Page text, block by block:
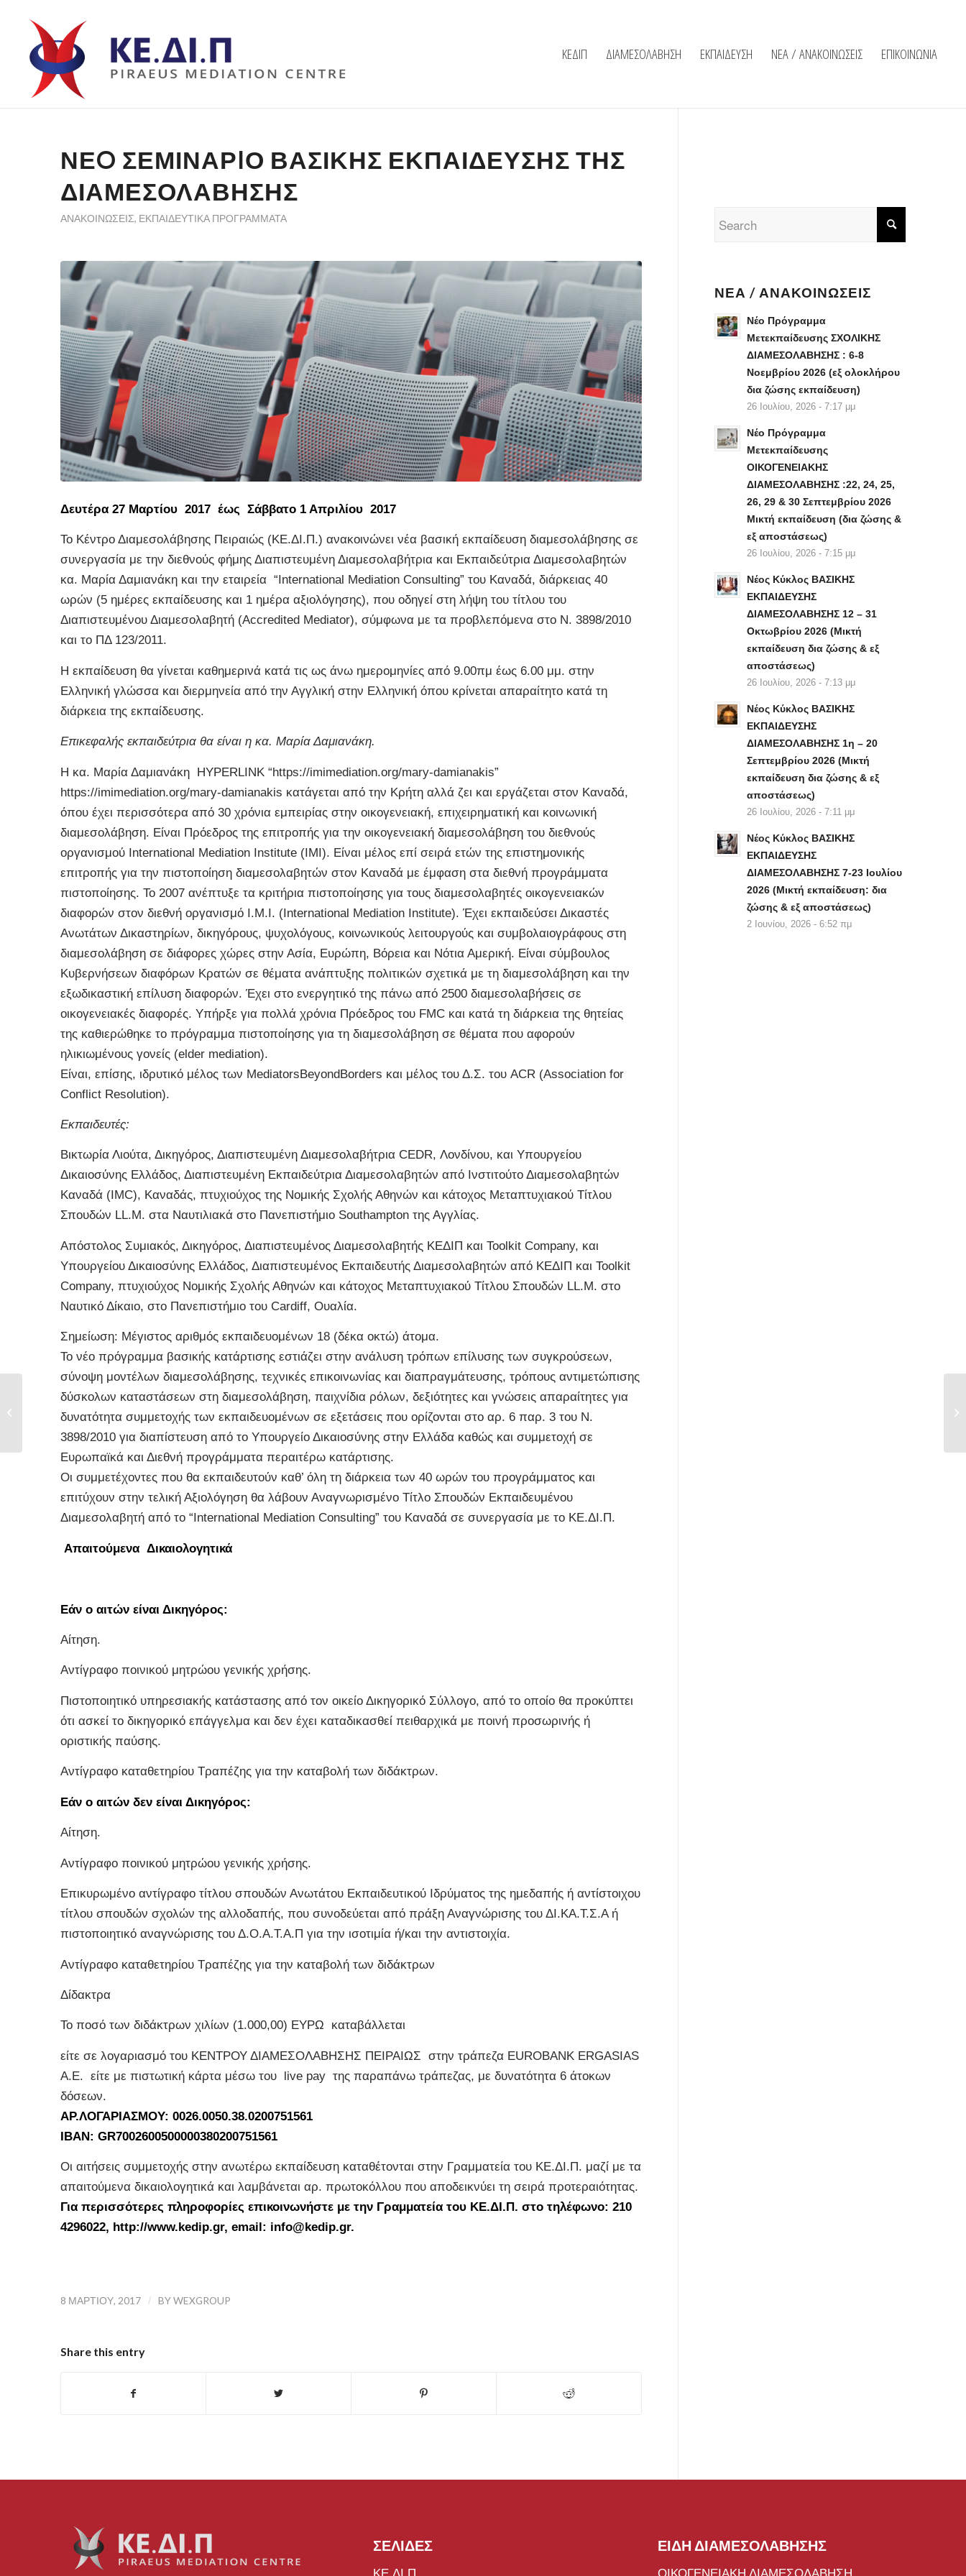
ΚΕΔΙΠ ΔΙΑΜΕΣΟΛΑΒΗΣΗ ΕΚΠΑΙΔΕΥΣΗ ΝΕΑ / ΑΝΑΚΟΙΝΩΣΕΙΣ ΕΠΙΚΟΙΝΩΝΙΑ
ΝΕO ΣΕΜΙΝΑΡIΟ ΒΑΣΙΚΗΣ ΕΚΠΑΙΔΕΥΣΗΣ ΤΗΣ
ΔΙΑΜΕΣΟΛΑΒΗΣΗΣ
ΑΝΑΚΟΙΝΏΣΕΙΣ, ΕΚΠΑΙΔΕΥΤΙΚΆ ΠΡΟΓΡΆΜΜΑΤΑ
Δευτέρα 27 Μαρτίου 2017 έως Σάββατο 1 Απριλίου 2017
Το Κέντρο Διαμεσολάβησης Πειραιώς (ΚΕ.ΔΙ.Π.) ανακοινώνει νέα βασική εκπαίδευση διαμεσολάβησης σε
συνεργασία με την διεθνούς φήμης Διαπιστευμένη Διαμεσολαβήτρια και Εκπαιδεύτρια Διαμεσολαβητών
κα. Μαρία Δαμιανάκη και την εταιρεία “International Mediation Consulting” του Καναδά, διάρκειας 40
ωρών (5 ημέρες εκπαίδευσης και 1 ημέρα αξιολόγησης), που οδηγεί στη λήψη του τίτλου του
Διαπιστευμένου Διαμεσολαβητή (Accredited Mediator), σύμφωνα με τα προβλεπόμενα στο Ν. 3898/2010
και το ΠΔ 123/2011.
Η εκπαίδευση θα γίνεται καθημερινά κατά τις ως άνω ημερομηνίες από 9.00πμ έως 6.00 μμ. στην
Ελληνική γλώσσα και διερμηνεία από την Αγγλική στην Ελληνική όπου κρίνεται απαραίτητο κατά τη
διάρκεια της εκπαίδευσης.
Επικεφαλής εκπαιδεύτρια θα είναι η κα. Μαρία Δαμιανάκη.
Η κα. Μαρία Δαμιανάκη HYPERLINK “https://imimediation.org/mary-damianakis”
https://imimediation.org/mary-damianakis κατάγεται από την Κρήτη αλλά ζει και εργάζεται στον Καναδά,
όπου έχει περισσότερα από 30 χρόνια εμπειρίας στην οικογενειακή, επιχειρηματική και κοινωνική
διαμεσολάβηση. Είναι Πρόεδρος της επιτροπής για την οικογενειακή διαμεσολάβηση του διεθνούς
οργανισμού International Mediation Institute (IMI). Είναι μέλος επί σειρά ετών της επιστημονικής
επιτροπής για την πιστοποίηση διαμεσολαβητών στον Καναδά με έμφαση στα διεθνή προγράμματα
πιστοποίησης. Το 2007 ανέπτυξε τα κριτήρια πιστοποίησης για τους διαμεσολαβητές οικογενειακών
διαφορών στον διεθνή οργανισμό I.M.I. (International Mediation Institute). Έχει εκπαιδεύσει Δικαστές
Ανωτάτων Δικαστηρίων, δικηγόρους, ψυχολόγους, κοινωνικούς λειτουργούς και συμβολαιογράφους στη
διαμεσολάβηση σε διάφορες χώρες στην Ασία, Ευρώπη, Βόρεια και Νότια Αμερική. Είναι σύμβουλος
Κυβερνήσεων διαφόρων Κρατών σε θέματα ανάπτυξης πολιτικών σχετικά με τη διαμεσολάβηση και την
εξωδικαστική επίλυση διαφορών. Έχει στο ενεργητικό της πάνω από 2500 διαμεσολαβήσεις σε
οικογενειακές διαφορές. Υπήρξε για πολλά χρόνια Πρόεδρος του FMC και κατά τη διάρκεια της θητείας
της καθιερώθηκε το πρόγραμμα πιστοποίησης για τη διαμεσολάβηση σε θέματα που αφορούν
ηλικιωμένους γονείς (elder mediation).
Είναι, επίσης, ιδρυτικό μέλος των MediatorsBeyondBorders και μέλος του Δ.Σ. του ACR (Association for
Conflict Resolution).
Εκπαιδευτές:
Βικτωρία Λιούτα, Δικηγόρος, Διαπιστευμένη Διαμεσολαβήτρια CEDR, Λονδίνου, και Υπουργείου
Δικαιοσύνης Ελλάδος, Διαπιστευμένη Εκπαιδεύτρια Διαμεσολαβητών από Ινστιτούτο Διαμεσολαβητών
Καναδά (IMC), Καναδάς, πτυχιούχος της Νομικής Σχολής Αθηνών και κάτοχος Μεταπτυχιακού Τίτλου
Σπουδών LL.M. στα Ναυτιλιακά στο Πανεπιστήμιο Southampton της Αγγλίας.
Απόστολος Συμιακός, Δικηγόρος, Διαπιστευμένος Διαμεσολαβητής ΚΕΔΙΠ και Toolkit Company, και
Υπουργείου Δικαιοσύνης Ελλάδος, Διαπιστευμένος Εκπαιδευτής Διαμεσολαβητών από ΚΕΔΙΠ και Toolkit
Company, πτυχιούχος Νομικής Σχολής Αθηνών και κάτοχος Μεταπτυχιακού Τίτλου Σπουδών LL.M. στο
Ναυτικό Δίκαιο, στο Πανεπιστήμιο του Cardiff, Ουαλία.
Σημείωση: Μέγιστος αριθμός εκπαιδευομένων 18 (δέκα οκτώ) άτομα.
Το νέο πρόγραμμα βασικής κατάρτισης εστιάζει στην ανάλυση τρόπων επίλυσης των συγκρούσεων,
σύνοψη μοντέλων διαμεσολάβησης, τεχνικές επικοινωνίας και διαπραγμάτευσης, τρόπους αντιμετώπισης
δύσκολων καταστάσεων στη διαμεσολάβηση, παιχνίδια ρόλων, δεξιότητες και γνώσεις απαραίτητες για
δυνατότητα συμμετοχής των εκπαιδευομένων σε εξετάσεις που ορίζονται στο αρ. 6 παρ. 3 του Ν.
3898/2010 για διαπίστευση από το Υπουργείο Δικαιοσύνης στην Ελλάδα καθώς και συμμετοχή σε
Ευρωπαϊκά και Διεθνή προγράμματα περαιτέρω κατάρτισης.
Οι συμμετέχοντες που θα εκπαιδευτούν καθ’ όλη τη διάρκεια των 40 ωρών του προγράμματος και
επιτύχουν στην τελική Αξιολόγηση θα λάβουν Αναγνωρισμένο Τίτλο Σπουδών Εκπαιδευμένου
Διαμεσολαβητή από το “International Mediation Consulting” του Καναδά σε συνεργασία με το ΚΕ.ΔΙ.Π.
Απαιτούμενα Δικαιολογητικά
Εάν ο αιτών είναι Δικηγόρος:
Αίτηση.
Αντίγραφο ποινικού μητρώου γενικής χρήσης.
Πιστοποιητικό υπηρεσιακής κατάστασης από τον οικείο Δικηγορικό Σύλλογο, από το οποίο θα προκύπτει
ότι ασκεί το δικηγορικό επάγγελμα και δεν έχει καταδικασθεί πειθαρχικά με ποινή προσωρινής ή
οριστικής παύσης.
Αντίγραφο καταθετηρίου Τραπέζης για την καταβολή των διδάκτρων.
Εάν ο αιτών δεν είναι Δικηγόρος:
Αίτηση.
Αντίγραφο ποινικού μητρώου γενικής χρήσης.
Επικυρωμένο αντίγραφο τίτλου σπουδών Ανωτάτου Εκπαιδευτικού Ιδρύματος της ημεδαπής ή αντίστοιχου
τίτλου σπουδών σχολών της αλλοδαπής, που συνοδεύεται από πράξη Αναγνώρισης του ΔΙ.ΚΑ.Τ.Σ.Α ή
πιστοποιητικό αναγνώρισης του Δ.Ο.Α.Τ.Α.Π για την ισοτιμία ή/και την αντιστοιχία.
Αντίγραφο καταθετηρίου Τραπέζης για την καταβολή των διδάκτρων
Δίδακτρα
Το ποσό των διδάκτρων χιλίων (1.000,00) ΕΥΡΩ καταβάλλεται
είτε σε λογαριασμό του ΚΕΝΤΡΟΥ ΔΙΑΜΕΣΟΛΑΒΗΣΗΣ ΠΕΙΡΑΙΩΣ στην τράπεζα EUROBANK ERGASIAS
A.E. είτε με πιστωτική κάρτα μέσω του live pay της παραπάνω τράπεζας, με δυνατότητα 6 άτοκων
δόσεων.
AΡ.ΛΟΓΑΡΙΑΣΜΟΥ: 0026.0050.38.0200751561
IBAN: GR7002600500000380200751561
Οι αιτήσεις συμμετοχής στην ανωτέρω εκπαίδευση καταθέτονται στην Γραμματεία του ΚΕ.ΔΙ.Π. μαζί με τα
απαιτούμενα δικαιολογητικά και λαμβάνεται αρ. πρωτοκόλλου που αποδεικνύει τη σειρά προτεραιότητας.
Για περισσότερες πληροφορίες επικοινωνήστε με την Γραμματεία του ΚΕ.ΔΙ.Π. στο τηλέφωνο: 210
4296022, http://www.kedip.gr, email: info@kedip.gr.
8 ΜΑΡΤΊΟΥ, 2017 / BYWEXGROUP
Share this entry
ΝΈΑ / ΑΝΑΚΟΙΝΏΣΕΙΣ
Νέο Πρόγραμμα
Μετεκπαίδευσης ΣΧΟΛΙΚΗΣ
ΔΙΑΜΕΣΟΛΑΒΗΣΗΣ : 6-8
Νοεμβρίου 2026 (εξ ολοκλήρου
δια ζώσης εκπαίδευση)
26 Ιουλίου, 2026 - 7:17 μμ
Νέο Πρόγραμμα
Μετεκπαίδευσης
ΟΙΚΟΓΕΝΕΙΑΚΗΣ
ΔΙΑΜΕΣΟΛΑΒΗΣΗΣ :22, 24, 25,
26, 29 & 30 Σεπτεμβρίου 2026
Μικτή εκπαίδευση (δια ζώσης &
εξ αποστάσεως)
26 Ιουλίου, 2026 - 7:15 μμ
Νέος Κύκλος ΒΑΣΙΚΗΣ
ΕΚΠΑΙΔΕΥΣΗΣ
ΔΙΑΜΕΣΟΛΑΒΗΣΗΣ 12 – 31
Οκτωβρίου 2026 (Μικτή
εκπαίδευση δια ζώσης & εξ
αποστάσεως)
26 Ιουλίου, 2026 - 7:13 μμ
Νέος Κύκλος ΒΑΣΙΚΗΣ
ΕΚΠΑΙΔΕΥΣΗΣ
ΔΙΑΜΕΣΟΛΑΒΗΣΗΣ 1η – 20
Σεπτεμβρίου 2026 (Μικτή
εκπαίδευση δια ζώσης & εξ
αποστάσεως)
26 Ιουλίου, 2026 - 7:11 μμ
Νέος Κύκλος ΒΑΣΙΚΗΣ
ΕΚΠΑΙΔΕΥΣΗΣ
ΔΙΑΜΕΣΟΛΑΒΗΣΗΣ 7-23 Ιουλίου
2026 (Μικτή εκπαίδευση: δια
ζώσης & εξ αποστάσεως)
2 Ιουνίου, 2026 - 6:52 πμ
ΣΕΛΙΔΕΣ
ΚΕ.ΔΙ.Π.
ΕΙΔΗ ΔΙΑΜΕΣΟΛΑΒΗΣΗΣ
ΟΙΚΟΓΕΝΕΙΑΚΗ ΔΙΑΜΕΣΟΛΑΒΗΣΗ
ΒΑΣΙΚΗ ΕΚΠΑΙΔΕΥΣΗ
ΔΙΑΜΕΣΟΛΑΒΗΣΗΣ